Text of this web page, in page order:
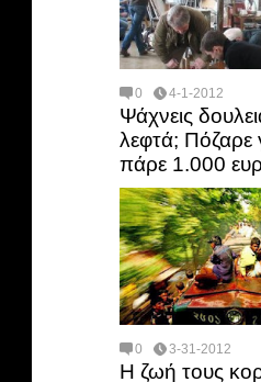
0 4-1-2012
Ψάχνεις
λεφτά; Πόζαρε
πάρε 1.000
0 3-31-2012
Η ζωή τους